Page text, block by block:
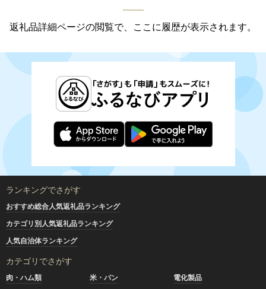
返礼品詳細ページの閲覧で、ここに履歴が表示されます。
ランキングでさがす
おすすめ総合人気返礼品ランキング
カテゴリ別人気返礼品ランキング
人気自治体ランキング
カテゴリでさがす
肉・ハム類 米・パン
電化製品